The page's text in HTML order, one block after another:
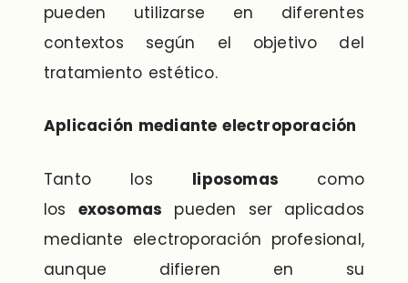
pueden utilizarse en diferentes
contextos según el objetivo del
tratamiento estético.
Aplicación mediante electroporación
Tanto los liposomas como
los exosomas pueden ser aplicados
mediante electroporación profesional,
aunque difieren en su